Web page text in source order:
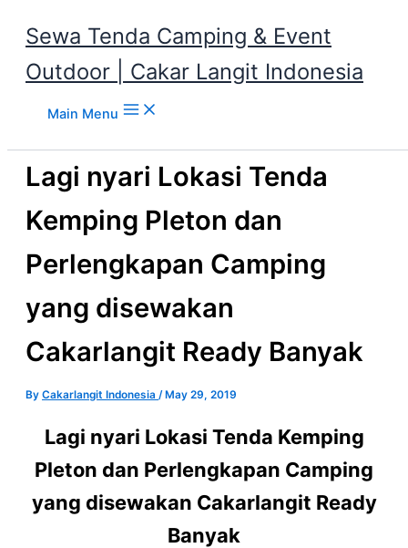
Sewa Tenda Camping & Event
Outdoor | Cakar Langit Indonesia
Main Menu
Lagi nyari Lokasi Tenda
Kemping Pleton dan
Perlengkapan Camping
yang disewakan
Cakarlangit Ready Banyak
By Cakarlangit Indonesia / May 29, 2019
Lagi nyari Lokasi Tenda Kemping
Pleton dan Perlengkapan Camping
yang disewakan Cakarlangit Ready
Banyak